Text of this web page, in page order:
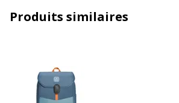
Quantité incluse
Produits similaires